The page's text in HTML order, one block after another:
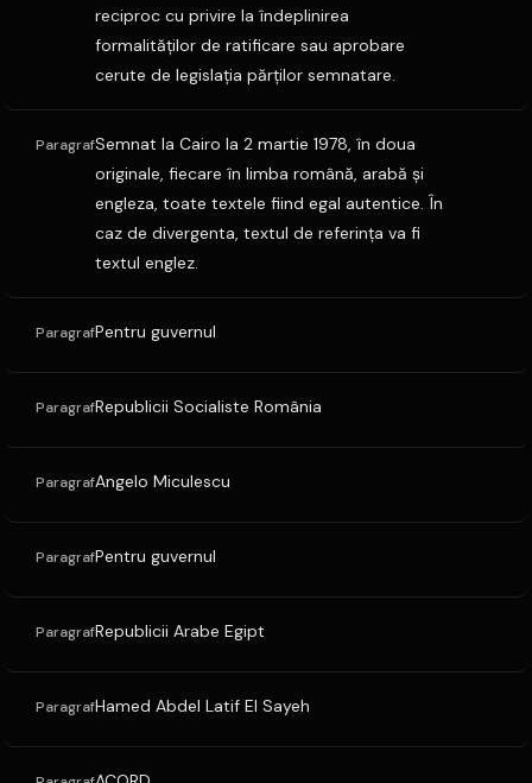
reciproc cu privire la îndeplinirea
formalităţilor de ratificare sau aprobare
cerute de legislaţia părţilor semnatare.
ParagrafSemnat la Cairo la 2 martie 1978, în doua
originale, fiecare în limba română, arabă şi
engleza, toate textele fiind egal autentice. În
caz de divergenta, textul de referinţa va fi
textul englez.
ParagrafPentru guvernul
ParagrafRepublicii Socialiste România
ParagrafAngelo Miculescu
ParagrafPentru guvernul
ParagrafRepublicii Arabe Egipt
ParagrafHamed Abdel Latif El Sayeh